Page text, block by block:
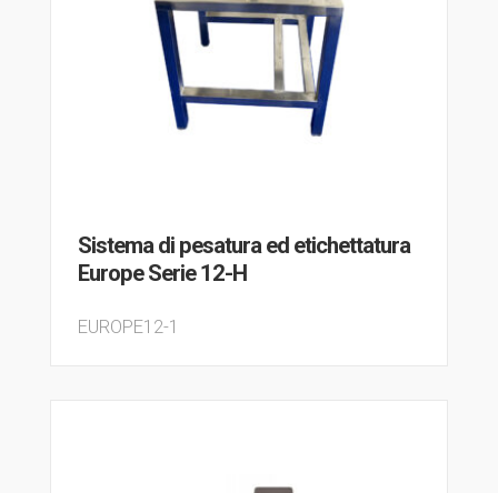
Sistema di pesatura ed etichettatura
Europe Serie 12-H
EUROPE12-1